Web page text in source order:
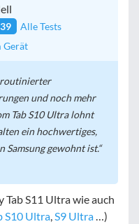
Alle Tests
Gerät
routinierter
und noch mehr
Tab S10 Ultra lohnt
ein hochwertiges,
Samsung gewohnt ist.
Tab S11 Ultra wie auch
S10 Ultra,S9 Ultra…)